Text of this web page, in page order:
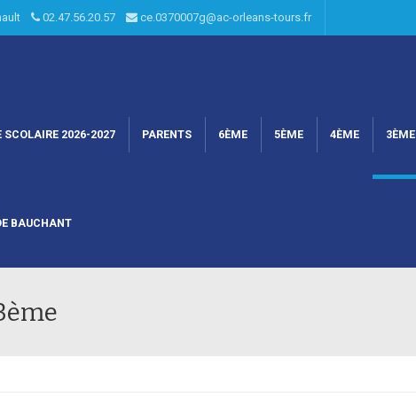
02.47.56.20.57 ce.0370007g@ac-orleans-tours.fr
SCOLAIRE 2026-2027 PARENTS 6ÈME 5ÈME 4ÈME 3ÈME
BAUCHANT